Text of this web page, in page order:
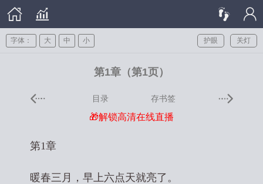
关灯
护眼
字体： 大 中 小
第1章（第1页）
目录 存书签
🎁解锁高清在线直播
第1章
暖春三月，早上六点天就亮了。